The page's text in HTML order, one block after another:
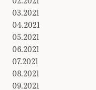
03.2021
04.2021
05.2021
06.2021
07.2021
08.2021
09.2021